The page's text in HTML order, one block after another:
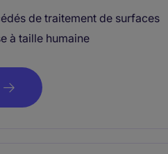
de traitement de surfaces
à taille humaine